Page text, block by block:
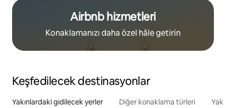
Airbnb hizmetleri
Konaklamanızı daha özel hâle getirin
Keşfedilecek destinasyonlar
Yakınlardaki gidilecek yerler Diğer konaklama türleri